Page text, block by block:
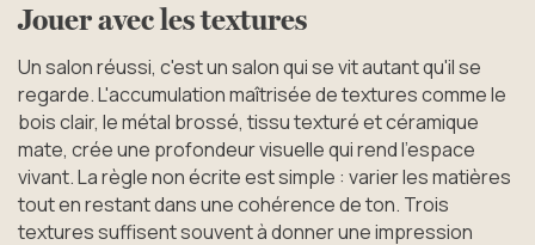
Jouer avec les textures
Un salon réussi, c'est un salon qui se vit autant qu'il se
regarde. L'accumulation maîtrisée de textures comme le
bois clair, le métal brossé, tissu texturé et céramique
mate, crée une profondeur visuelle qui rend l'espace
vivant. La règle non écrite est simple : varier les matières
tout en restant dans une cohérence de ton. Trois
textures suffisent souvent à donner une impression